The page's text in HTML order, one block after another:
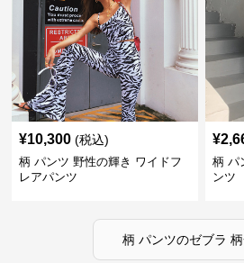
¥10,300 (税込)
柄 パンツ 野性の輝き ワイドフ
レアパンツ
¥
柄 パ
ンツ
柄 パンツのゼブラ 柄